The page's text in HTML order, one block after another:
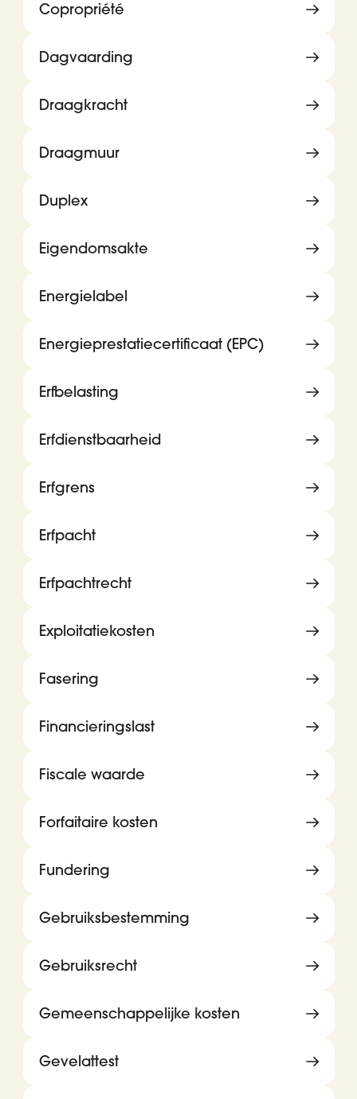
Copropriété
Dagvaarding
Draagkracht
Draagmuur
Duplex
Eigendomsakte
Energielabel
Energieprestatiecertificaat (EPC)
Erfbelasting
Erfdienstbaarheid
Erfgrens
Erfpacht
Erfpachtrecht
Exploitatiekosten
Fasering
Financieringslast
Fiscale waarde
Forfaitaire kosten
Fundering
Gebruiksbestemming
Gebruiksrecht
Gemeenschappelijke kosten
Gevelattest